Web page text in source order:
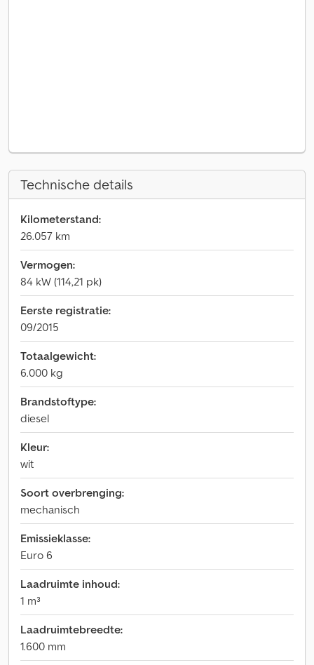
Technische details
Kilometerstand:
26.057 km
Vermogen:
84 kW (114,21 pk)
Eerste registratie:
09/2015
Totaalgewicht:
6.000 kg
Brandstoftype:
diesel
Kleur:
wit
Soort overbrenging:
mechanisch
Emissieklasse:
Euro 6
Laadruimte inhoud:
1 m³
Laadruimtebreedte:
1.600 mm